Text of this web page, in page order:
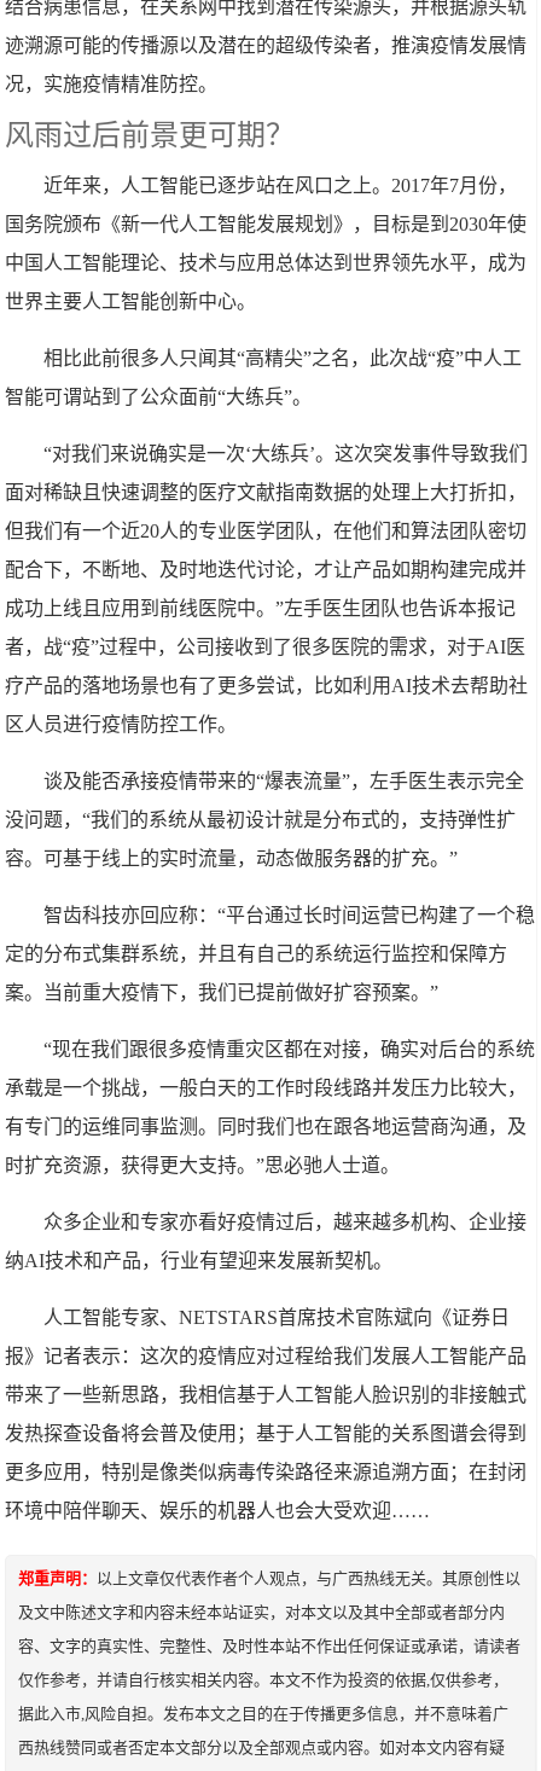
结合病患信息，在关系网中找到潜在传染源头，并根据源头轨
迹溯源可能的传播源以及潜在的超级传染者，推演疫情发展情
况，实施疫情精准防控。
风雨过后前景更可期？
近年来，人工智能已逐步站在风口之上。2017年7月份，
国务院颁布《新一代人工智能发展规划》，目标是到2030年使
中国人工智能理论、技术与应用总体达到世界领先水平，成为
世界主要人工智能创新中心。
相比此前很多人只闻其“高精尖”之名，此次战“疫”中人工
智能可谓站到了公众面前“大练兵”。
“对我们来说确实是一次‘大练兵’。这次突发事件导致我们
面对稀缺且快速调整的医疗文献指南数据的处理上大打折扣，
但我们有一个近20人的专业医学团队，在他们和算法团队密切
配合下，不断地、及时地迭代讨论，才让产品如期构建完成并
成功上线且应用到前线医院中。”左手医生团队也告诉本报记
者，战“疫”过程中，公司接收到了很多医院的需求，对于AI医
疗产品的落地场景也有了更多尝试，比如利用AI技术去帮助社
区人员进行疫情防控工作。
谈及能否承接疫情带来的“爆表流量”，左手医生表示完全
没问题，“我们的系统从最初设计就是分布式的，支持弹性扩
容。可基于线上的实时流量，动态做服务器的扩充。”
智齿科技亦回应称：“平台通过长时间运营已构建了一个稳
定的分布式集群系统，并且有自己的系统运行监控和保障方
案。当前重大疫情下，我们已提前做好扩容预案。”
“现在我们跟很多疫情重灾区都在对接，确实对后台的系统
承载是一个挑战，一般白天的工作时段线路并发压力比较大，
有专门的运维同事监测。同时我们也在跟各地运营商沟通，及
时扩充资源，获得更大支持。”思必驰人士道。
众多企业和专家亦看好疫情过后，越来越多机构、企业接
纳AI技术和产品，行业有望迎来发展新契机。
人工智能专家、NETSTARS首席技术官陈斌向《证券日
报》记者表示：这次的疫情应对过程给我们发展人工智能产品
带来了一些新思路，我相信基于人工智能人脸识别的非接触式
发热探查设备将会普及使用；基于人工智能的关系图谱会得到
更多应用，特别是像类似病毒传染路径来源追溯方面；在封闭
环境中陪伴聊天、娱乐的机器人也会大受欢迎……
郑重声明： 以上文章仅代表作者个人观点，与广西热线无关。其原创性以
及文中陈述文字和内容未经本站证实，对本文以及其中全部或者部分内
容、文字的真实性、完整性、及时性本站不作出任何保证或承诺，请读者
仅作参考，并请自行核实相关内容。本文不作为投资的依据,仅供参考，
据此入市,风险自担。发布本文之目的在于传播更多信息，并不意味着广
西热线赞同或者否定本文部分以及全部观点或内容。如对本文内容有疑